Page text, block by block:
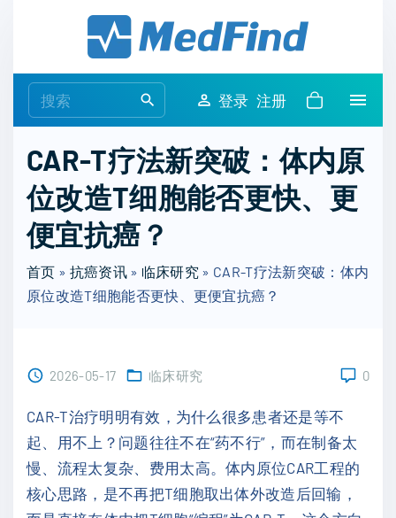
e
r
c
h
r
:
登录 注册
CAR-T疗法新突破：体内原
位改造T细胞能否更快、更
便宜抗癌？
首页 » 抗癌资讯» 临床研究 » CAR-T疗法新突破：体内
原位改造T细胞能否更快、更便宜抗癌？
2026-05-17 临床研究 0
CAR-T治疗明明有效，为什么很多患者还是等不
起、用不上？问题往往不在“药不行”，而在制备太
慢、流程太复杂、费用太高。体内原位CAR工程的
核心思路，是不再把T细胞取出体外改造后回输，